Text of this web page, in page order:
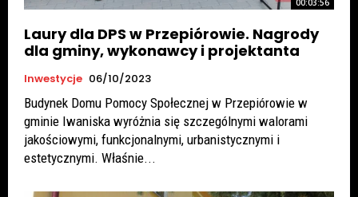
00:03:56
Laury dla DPS w Przepiórowie. Nagrody
dla gminy, wykonawcy i projektanta
Inwestycje 06/10/2023
Budynek Domu Pomocy Społecznej w Przepiórowie w
gminie Iwaniska wyróżnia się szczególnymi walorami
jakościowymi, funkcjonalnymi, urbanistycznymi i
estetycznymi. Właśnie...